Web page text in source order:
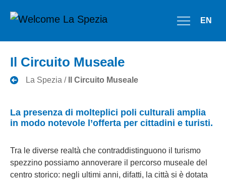
EN
Il Circuito Museale
La Spezia / Il Circuito Museale
La presenza di molteplici poli culturali amplia
in modo notevole l’offerta per cittadini e turisti.
Tra le diverse realtà che contraddistinguono il turismo
spezzino possiamo annoverare il percorso museale del
centro storico: negli ultimi anni, difatti, la città si è dotata